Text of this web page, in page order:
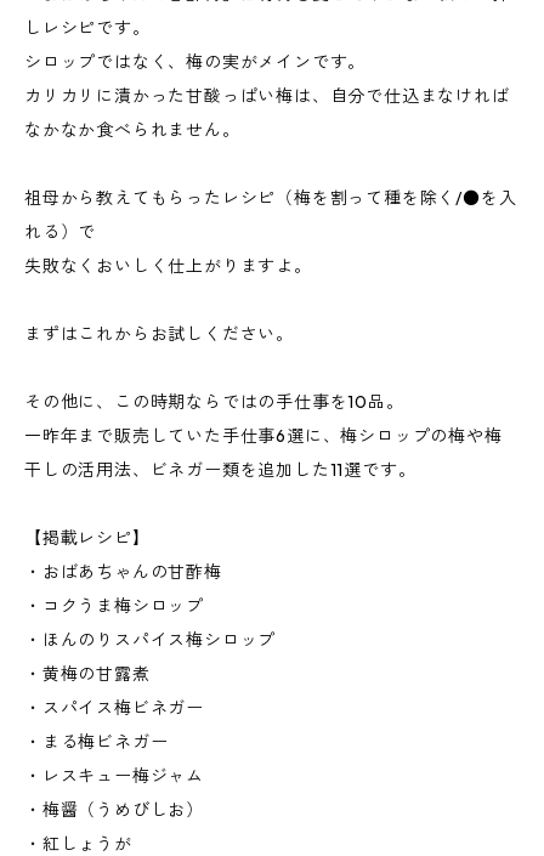
しレシピです。
シロップではなく、梅の実がメインです。
カリカリに漬かった甘酸っぱい梅は、自分で仕込まなければ
なかなか食べられません。
祖母から教えてもらったレシピ（梅を割って種を除く/●を入
れる）で
失敗なくおいしく仕上がりますよ。
まずはこれからお試しください。
その他に、この時期ならではの手仕事を10品。
一昨年まで販売していた手仕事6選に、梅シロップの梅や梅
干しの活用法、ビネガー類を追加した11選です。
【掲載レシピ】
・おばあちゃんの甘酢梅
・コクうま梅シロップ
・ほんのりスパイス梅シロップ
・黄梅の甘露煮
・スパイス梅ビネガー
・まる梅ビネガー
・レスキュー梅ジャム
・梅醤（うめびしお）
・紅しょうが